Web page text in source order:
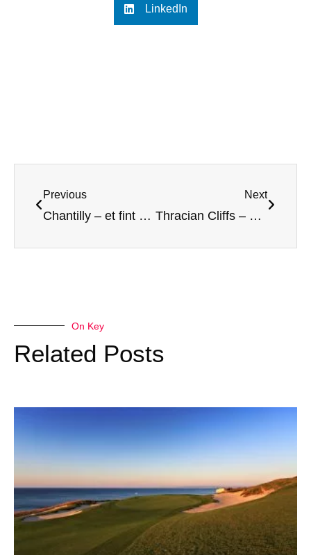
LinkedIn
Previous
Chantilly – et fint sted for fransk golf
Next
Thracian Cliffs – Drama ved Svartehavet
On Key
Related Posts